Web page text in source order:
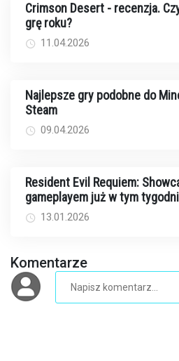
Crimson Desert - recenzja.
grę roku?
11.04.2026
Najlepsze gry podobne do
Steam
09.04.2026
Resident Evil Requiem:
gameplayem już w tym
oglądać?
13.01.2026
Komentarze